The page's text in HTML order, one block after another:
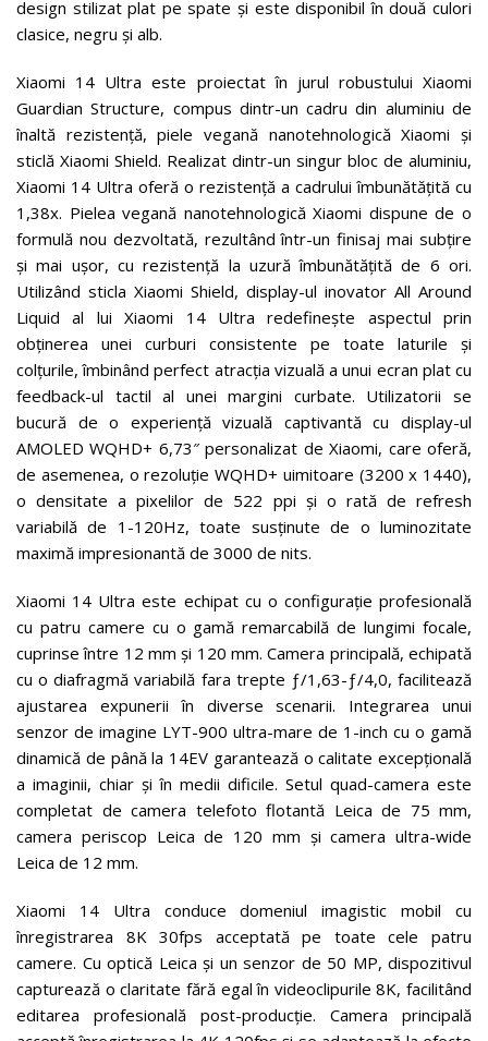
design stilizat plat pe spate și este disponibil în două culori
clasice, negru și alb.
Xiaomi 14 Ultra este proiectat în jurul robustului Xiaomi
Guardian Structure, compus dintr-un cadru din aluminiu de
înaltă rezistență, piele vegană nanotehnologică Xiaomi și
sticlă Xiaomi Shield. Realizat dintr-un singur bloc de aluminiu,
Xiaomi 14 Ultra oferă o rezistență a cadrului îmbunătățită cu
1,38x. Pielea vegană nanotehnologică Xiaomi dispune de o
formulă nou dezvoltată, rezultând într-un finisaj mai subțire
și mai ușor, cu rezistență la uzură îmbunătățită de 6 ori.
Utilizând sticla Xiaomi Shield, display-ul inovator All Around
Liquid al lui Xiaomi 14 Ultra redefinește aspectul prin
obținerea unei curburi consistente pe toate laturile și
colțurile, îmbinând perfect atracția vizuală a unui ecran plat cu
feedback-ul tactil al unei margini curbate. Utilizatorii se
bucură de o experiență vizuală captivantă cu display-ul
AMOLED WQHD+ 6,73″ personalizat de Xiaomi, care oferă,
de asemenea, o rezoluție WQHD+ uimitoare (3200 x 1440),
o densitate a pixelilor de 522 ppi și o rată de refresh
variabilă de 1-120Hz, toate susținute de o luminozitate
maximă impresionantă de 3000 de nits.
Xiaomi 14 Ultra este echipat cu o configurație profesională
cu patru camere cu o gamă remarcabilă de lungimi focale,
cuprinse între 12 mm și 120 mm. Camera principală, echipată
cu o diafragmă variabilă fara trepte ƒ/1,63-ƒ/4,0, facilitează
ajustarea expunerii în diverse scenarii. Integrarea unui
senzor de imagine LYT-900 ultra-mare de 1-inch cu o gamă
dinamică de până la 14EV garantează o calitate excepțională
a imaginii, chiar și în medii dificile. Setul quad-camera este
completat de camera telefoto flotantă Leica de 75 mm,
camera periscop Leica de 120 mm și camera ultra-wide
Leica de 12 mm.
Xiaomi 14 Ultra conduce domeniul imagistic mobil cu
înregistrarea 8K 30fps acceptată pe toate cele patru
camere. Cu optică Leica și un senzor de 50 MP, dispozitivul
capturează o claritate fără egal în videoclipurile 8K, facilitând
editarea profesională post-producție. Camera principală